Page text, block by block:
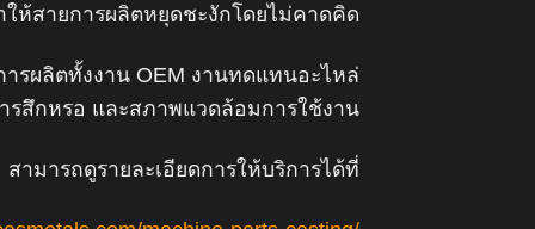
ห้สายการผลิตหยุดชะงักโดยไม่คาดคิด
รผลิตทั้งงาน OEM งานทดแทนอะไหล่
รสึกหรอ และสภาพแวดล้อมการใช้งาน
มารถดูรายละเอียดการให้บริการได้ที่